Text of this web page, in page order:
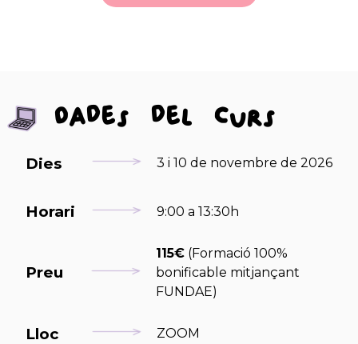
Dades del curs
Dies 3 i 10 de novembre de 2026
Horari 9:00 a 13:30h
Preu
115€ (Formació 100%
bonificable mitjançant
FUNDAE)
Lloc ZOOM